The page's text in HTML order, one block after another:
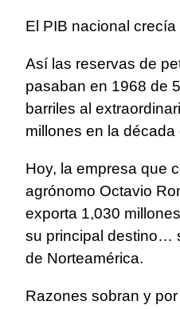
El PIB nacional
Así las reservas de
pasaban en 1968 de
barriles al
millones en la década
Hoy, la empresa que
agrónomo Octavio
exporta 1,030
su principal destino…
de Norteamérica.
Razones sobran y